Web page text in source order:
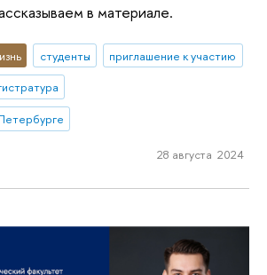
в материале.
студенты
приглашение к участию
28 августа 2024